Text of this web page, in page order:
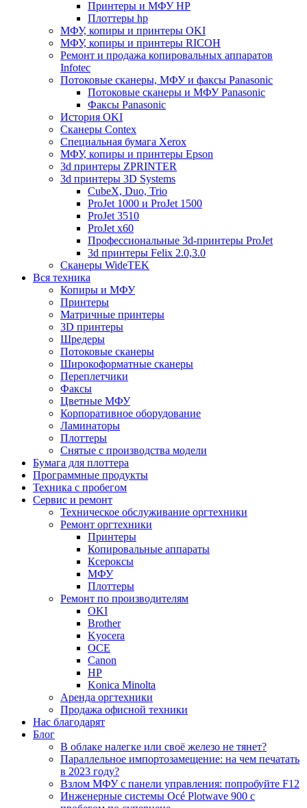
Принтеры и МФУ HP
Плоттеры hp
МФУ, копиры и принтеры OKI
МФУ, копиры и принтеры RICOH
Ремонт и продажа копировальных аппаратов
Infotec
Потоковые сканеры, МФУ и факсы Panasonic
Потоковые сканеры и МФУ Panasonic
Факсы Panasonic
История OKI
Сканеры Contex
Специальная бумага Xerox
МФУ, копиры и принтеры Epson
3d принтеры ZPRINTER
3d принтеры 3D Systems
CubeX, Duo, Trio
ProJet 1000 и ProJet 1500
ProJet 3510
ProJet x60
Профессиональные 3d-принтеры ProJet
3d принтеры Felix 2.0,3.0
Сканеры WideTEK
Вся техника
Копиры и МФУ
Принтеры
Матричные принтеры
3D принтеры
Шредеры
Потоковые сканеры
Широкоформатные сканеры
Переплетчики
Факсы
Цветные МФУ
Корпоративное оборудование
Ламинаторы
Плоттеры
Снятые с производства модели
Бумага для плоттера
Программные продукты
Техника с пробегом
Сервис и ремонт
Техническое обслуживание оргтехники
Ремонт оргтехники
Принтеры
Копировальные аппараты
Ксероксы
МФУ
Плоттеры
Ремонт по производителям
OKI
Brother
Kyocera
OCE
Canon
HP
Konica Minolta
Аренда оргтехники
Продажа офисной техники
Нас благодарят
Блог
В облаке налегке или своё железо не тянет?
Параллельное импортозамещение: на чем печатать
в 2023 году?
Взлом МФУ с панели управления: попробуйте F12
Инженерные системы Océ Plotwave 900 с